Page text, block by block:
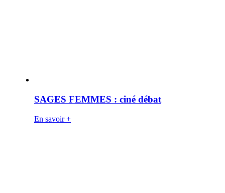
SAGES FEMMES : ciné débat
En savoir +